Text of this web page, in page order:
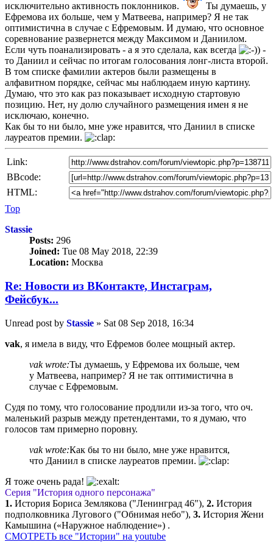
исключительно активность поклонников.
Ты думаешь, у
Ефремова их больше, чем у Матвеева, например? Я не так
оптимистична в случае с Ефремовым. И думаю, что основное
соревнование развернется между Максимом и Даниилом.
Если чуть поанализировать - а я это сделала, как всегда
-
то Даниил и сейчас по итогам голосования лонг-листа второй.
В том списке фамилии актеров были размещены в
алфавитном порядке, сейчас мы наблюдаем иную картину.
Думаю, что это как раз показывает исходную стартовую
позицию. Нет, ну долю случайного размещения имен я не
исключаю, конечно.
Как бы то ни было, мне уже нравится, что Даниил в списке
лауреатов премии.
Link:
BBcode:
HTML:
Top
Stassie
Posts: 296
Joined: Tue 08 May 2018, 22:39
Location: Москва
Re: Новости из ВКонтакте, Инстаграм,
Фейсбук...
Unread post by Stassie » Sat 08 Sep 2018, 16:34
vak, я имела в виду, что Ефремов более мощный актер.
vak wrote:Ты думаешь, у Ефремова их больше, чем
у Матвеева, например? Я не так оптимистична в
случае с Ефремовым.
Судя по тому, что голосование продлили из-за того, что оч.
маленький разрыв между претендентами, то я думаю, что
голосов там примерно поровну.
vak wrote:Как бы то ни было, мне уже нравится,
что Даниил в списке лауреатов премии.
Я тоже очень рада!
Серия "История одного персонажа"
1. История Бориса Землякова ("Ленинград 46"), 2. История
подполковника Лугового ("Обнимая небо"), 3. История Жени
Камышина («Наружное наблюдение») .
СМОТРЕТЬ все "Истории" на youtube